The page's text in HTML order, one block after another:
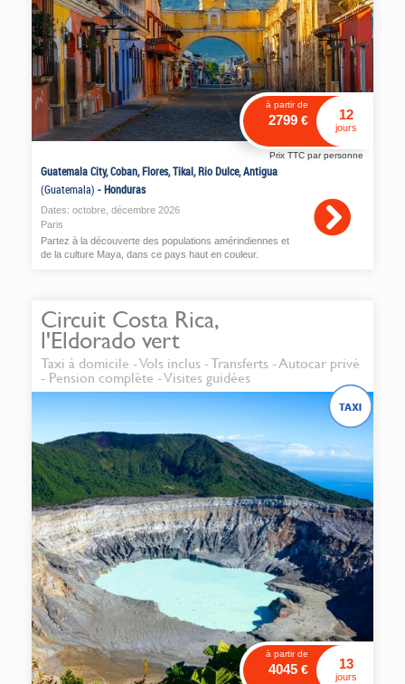
à partir de
2799€ 12
jours
Prix TTC par personne
Guatemala City, Coban, Flores, Tikal, Rio Dulce, Antigua
(Guatemala) -Honduras
Dates: octobre décembre 2026
Paris
Partez à la découverte des populations amérindiennes et
de la culture Maya, dans ce pays haut en couleur.
Circuit Costa Rica,
l'Eldorado vert
Taxi à domicile - Vols inclus - Transferts - Autocar privé
- Pension complète - Visites guidées
à partir de
4045€ 13
jours